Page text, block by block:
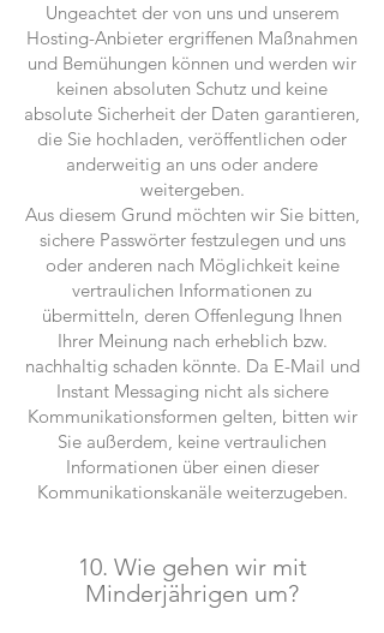
Ungeachtet der von uns und unserem
Hosting-Anbieter ergriffenen Maßnahmen
und Bemühungen können und werden wir
keinen absoluten Schutz und keine
absolute Sicherheit der Daten garantieren,
die Sie hochladen, veröffentlichen oder
anderweitig an uns oder andere
weitergeben.
Aus diesem Grund möchten wir Sie bitten,
sichere Passwörter festzulegen und uns
oder anderen nach Möglichkeit keine
vertraulichen Informationen zu
übermitteln, deren Offenlegung Ihnen
Ihrer Meinung nach erheblich bzw.
nachhaltig schaden könnte. Da E-Mail und
Instant Messaging nicht als sichere
Kommunikationsformen gelten, bitten wir
Sie außerdem, keine vertraulichen
Informationen über einen dieser
Kommunikationskanäle weiterzugeben.
10. Wie gehen wir mit
Minderjährigen um?